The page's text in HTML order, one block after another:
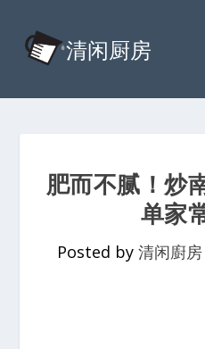
肥而不腻！炒
单家
Posted by 清闲廚